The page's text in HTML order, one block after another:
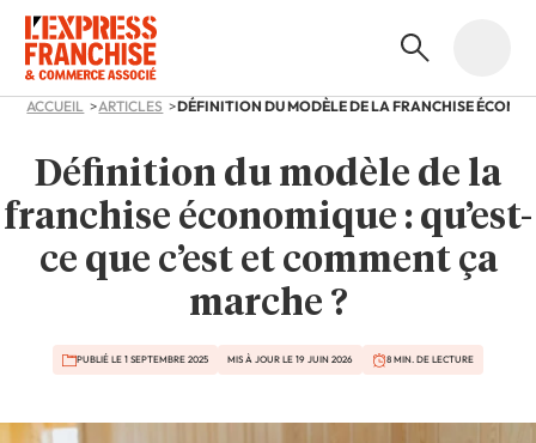
ACCUEIL ARTICLES
Définition du modèle de la
franchise économique : qu’est-
ce que c’est et comment ça
marche ?
PUBLIÉ LE 1 SEPTEMBRE 2025 MIS À JOUR LE 19 JUIN 2026 8 MIN. DE LECTURE